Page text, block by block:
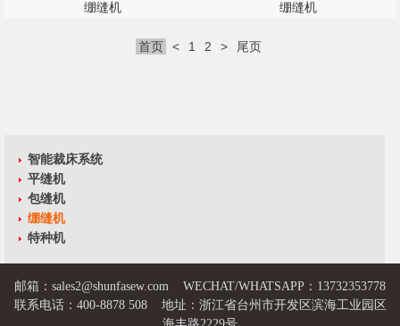
绷缝机
绷缝机
首页 < 1 2 > 尾页
智能裁床系统
平缝机
包缝机
绷缝机
特种机
邮箱： sales2@shunfasew.com WECHAT/WHATSAPP：13732353778
联系电话：400-8878 508 地址：浙江省台州市开发区滨海工业园区